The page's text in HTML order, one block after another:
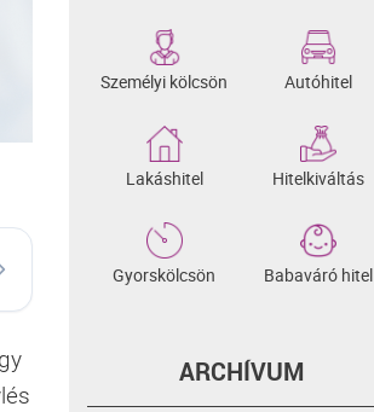
Személyi kölcsön Autóhitel
Lakáshitel Hitelkiváltás
Gyorskölcsön Babaváró hitel
ARCHÍVUM